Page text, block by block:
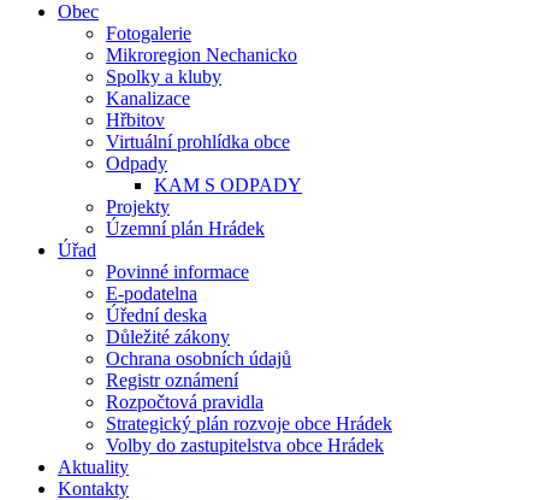
Obec
Fotogalerie
Mikroregion Nechanicko
Spolky a kluby
Kanalizace
Hřbitov
Virtuální prohlídka obce
Odpady
KAM S ODPADY
Projekty
Územní plán Hrádek
Úřad
Povinné informace
E-podatelna
Úřední deska
Důležité zákony
Ochrana osobních údajů
Registr oznámení
Rozpočtová pravidla
Strategický plán rozvoje obce Hrádek
Volby do zastupitelstva obce Hrádek
Aktuality
Kontakty